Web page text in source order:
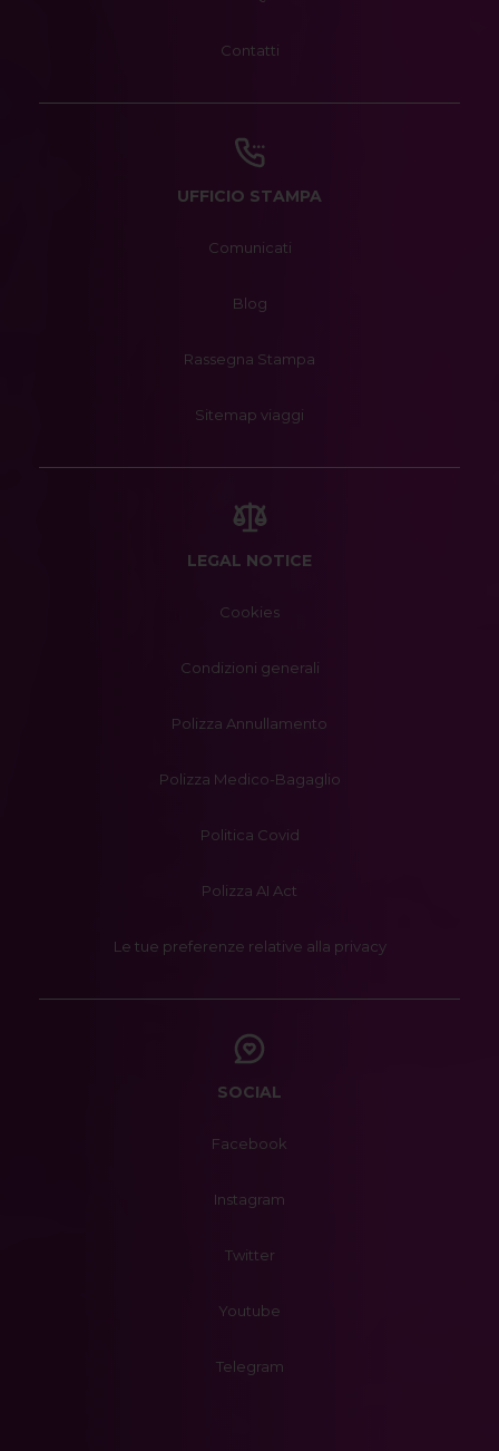
Contatti
UFFICIO STAMPA
Comunicati
Blog
Rassegna Stampa
Sitemap viaggi
LEGAL NOTICE
Cookies
Condizioni generali
Polizza Annullamento
Polizza Medico-Bagaglio
Politica Covid
Polizza AI Act
Le tue preferenze relative alla privacy
SOCIAL
Facebook
Instagram
Twitter
Youtube
Telegram